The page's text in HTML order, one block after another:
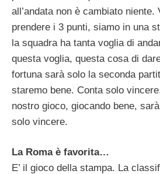
all’andata non è cambiato niente.
prendere i 3 punti, siamo in una
la squadra ha tanta voglia di
questa voglia, questa cosa di
fortuna sarà solo la seconda
staremo bene. Conta solo
nostro gioco, giocando bene,
solo vincere.
La Roma è favorita…
E’ il gioco della stampa. La